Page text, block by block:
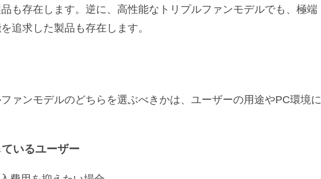
も存在します。逆に、高性能なトリプルファンモデルでも、極端
追求した製品も存在します。
ァンモデルのどちらを選ぶべきかは、ユーザーの用途やPC環境に
いるユーザー